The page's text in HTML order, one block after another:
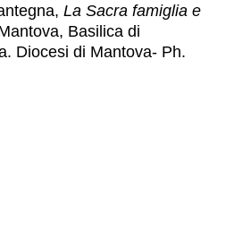
La Sacra famiglia e
Basilica di
Diocesi di Mantova- Ph.